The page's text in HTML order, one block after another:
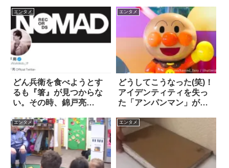
エンタメ
どん兵衛を食べようとす
るも『箸』が見つからな
い。その時、錦戸亮
エンタメ
どうしてこうなった(笑)！
アイデンティティを失っ
た「アンパンマン」が発
エンタメ エンタメ